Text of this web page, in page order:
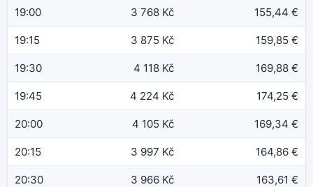
19:00 3 768 Kč 155,44 €
19:15 3 875 Kč 159,85 €
19:30 4 118 Kč 169,88 €
19:45 4 224 Kč 174,25 €
20:00 4 105 Kč 169,34 €
20:15 3 997 Kč 164,86 €
20:30 3 966 Kč 163,61 €